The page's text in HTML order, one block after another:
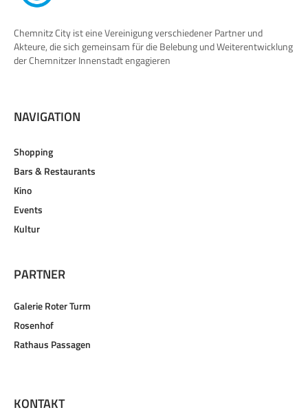
Chemnitz City ist eine Vereinigung verschiedener Partner und
Akteure, die sich gemeinsam für die Belebung und Weiterentwicklung
der Chemnitzer Innenstadt engagieren
NAVIGATION
Shopping
Bars & Restaurants
Kino
Events
Kultur
PARTNER
Galerie Roter Turm
Rosenhof
Rathaus Passagen
KONTAKT